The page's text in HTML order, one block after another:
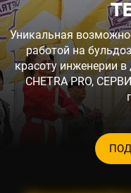
Уникальная
работой на
красоту инженерии в
CHETRA PRO,